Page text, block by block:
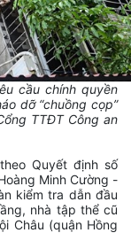
cầu chính quyền
dỡ “chuồng cọp”
TTĐT Công an
Quyết định số
Minh Cường -
kiểm tra dẫn đầu
nhà tập thể cũ
Châu (quận Hồng